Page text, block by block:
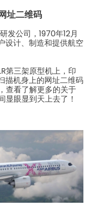
址二维码
发公司，1970年12月
设计、制造和提供航空
第三架原型机上，印
描机身上的网址二维码
查看了解更多的关于
显眼显到天上去了！